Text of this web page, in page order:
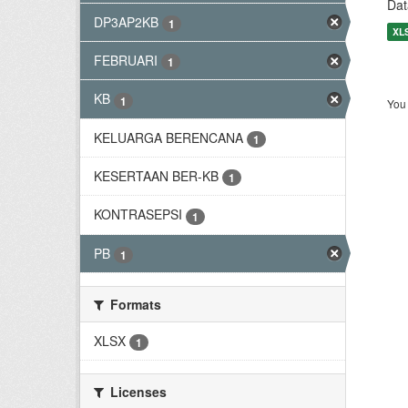
DP3AP2KB 1
FEBRUARI 1
KB 1
KELUARGA BERENCANA 1
KESERTAAN BER-KB 1
KONTRASEPSI 1
PB 1
Formats
XLSX
1
Licenses